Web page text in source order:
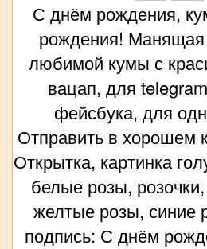
С днём рождения,
рождения! Манящая
любимой кумы с
вацап, для
фейсбука, для
Отправить в хорошем
Открытка, картинка
белые розы,
желтые розы, синие
подпись: С днём